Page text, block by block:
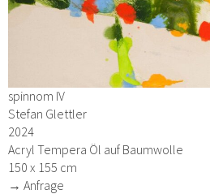
spinnom IV
Stefan Glettler
2024
Acryl Tempera Öl auf Baumwolle
150 x 155 cm
→ Anfrage